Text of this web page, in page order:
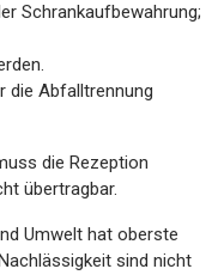
Schrankaufbewahrung;
die Abfalltrennung
die Rezeption
übertragbar.
Umwelt hat oberste
sind nicht